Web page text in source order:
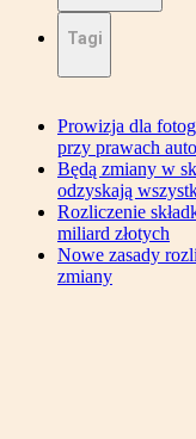
Tagi
Prowizja dla
przy prawach
Będą zmiany w
odzyskają
Rozliczenie
miliard złotych
Nowe zasady
zmiany